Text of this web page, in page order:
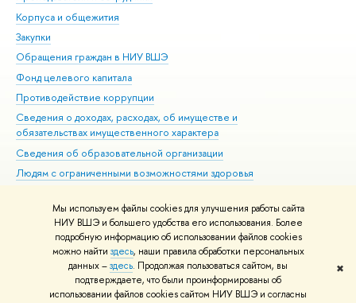
Мы используем файлы cookies для улучшения работы сайта
НИУ ВШЭ и большего удобства его использования. Более
подробную информацию об использовании файлов cookies
можно найти здесь, наши правила обработки персональных
данных –здесь. Продолжая пользоваться сайтом, вы
подтверждаете, что были проинформированы об
использовании файлов cookies сайтом НИУ ВШЭ и согласны
✖
Корпуса и общежития
Закупки
Обращения граждан в НИУ ВШЭ
Фонд целевого капитала
Противодействие коррупции
Сведения о доходах, расходах, об имуществе и
обязательствах имущественного характера
Сведения об образовательной организации
Людям с ограниченными возможностями здоровья
Работа в Вышке
© НИУ ВШЭ 1993–2026 Адреса и контакты Условия использования